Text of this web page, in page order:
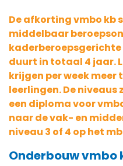
De afkorting vmbo kb
middelbaar
kaderberoepsgerichte
duurt in totaal 4 jaar.
krijgen per week
leerlingen. De niveaus
een diploma voor
naar de vak- en
niveau 3 of 4 op het
Onderbouw vmbo